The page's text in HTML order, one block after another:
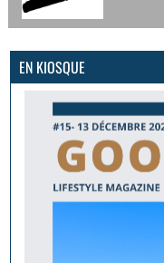
EN KIOSQUE